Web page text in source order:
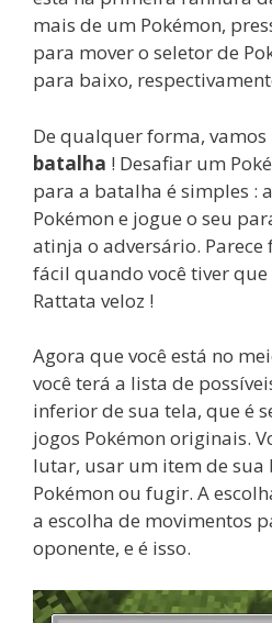
mais de um Pokémon,
para mover o seletor de
para baixo,
De qualquer forma,
batalha ! Desafiar um
para a batalha é simples :
Pokémon e jogue o seu
atinja o adversário. Parece
fácil quando você tiver
Rattata veloz !
Agora que você está no
você terá a lista de
inferior de sua tela, que é
jogos Pokémon originais.
lutar, usar um item de sua
Pokémon ou fugir. A
a escolha de movimentos
oponente, e é isso.